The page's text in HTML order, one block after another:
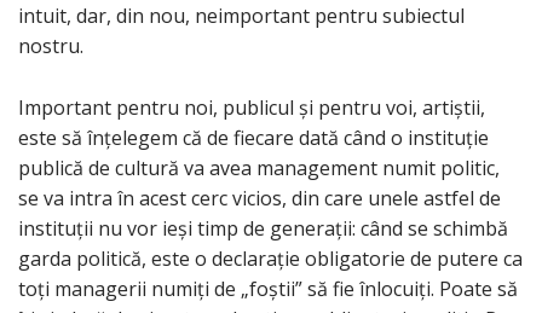
intuit, dar, din nou, neimportant pentru subiectul
nostru.
Important pentru noi, publicul și pentru voi, artiștii,
este să înțelegem că de fiecare dată când o instituție
publică de cultură va avea management numit politic,
se va intra în acest cerc vicios, din care unele astfel de
instituții nu vor ieși timp de generații: când se schimbă
garda politică, este o declarație obligatorie de putere ca
toți managerii numiți de „foștii” să fie înlocuiți. Poate să